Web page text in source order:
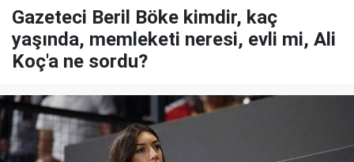
Gazeteci Beril Böke kimdir, kaç
yaşında, memleketi neresi, evli mi, Ali
Koç'a ne sordu?